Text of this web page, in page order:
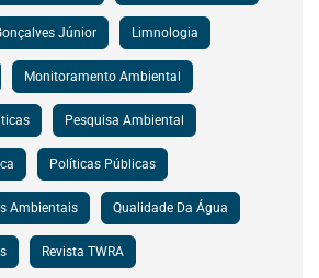
Júnior Limnologia
Monitoramento Ambiental
Pesquisa Ambiental
Políticas Públicas
Ambientais Qualidade Da Água
Revista TWRA